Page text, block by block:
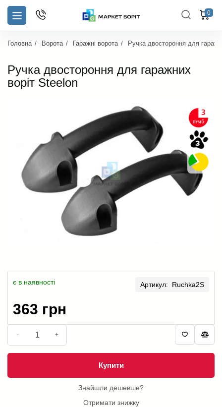
0
Головна Ворота Гаражні ворота Ручка двостороння для
Ручка двостороння для гаражних
воріт Steelon
є в наявності Артикул: Ruchka2S
363 грн
- +
Купити
Знайшли дешевше?
Отримати знижку